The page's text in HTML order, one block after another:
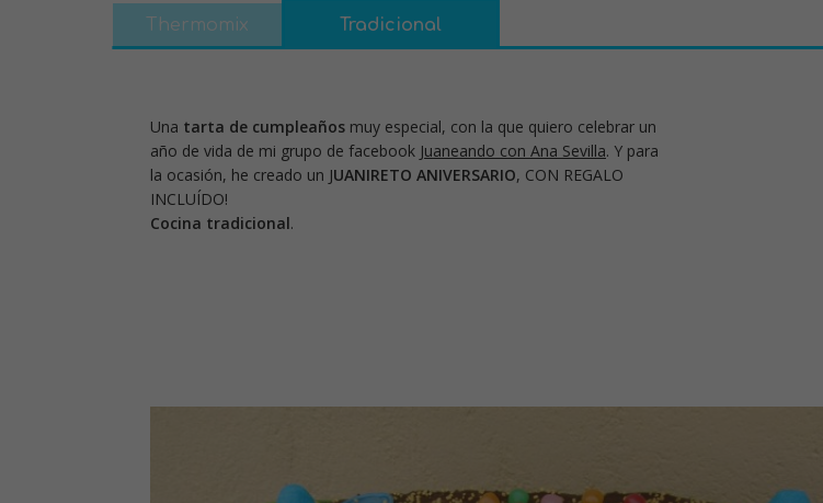
Thermomix Tradicional
Una tarta de cumpleaños muy especial, con la que quiero celebrar un
año de vida de mi grupo de facebook Juaneando con Ana Sevilla. Y para
la ocasión, he creado un JUANIRETO ANIVERSARIO, CON REGALO
INCLUÍDO!
Cocina tradicional.